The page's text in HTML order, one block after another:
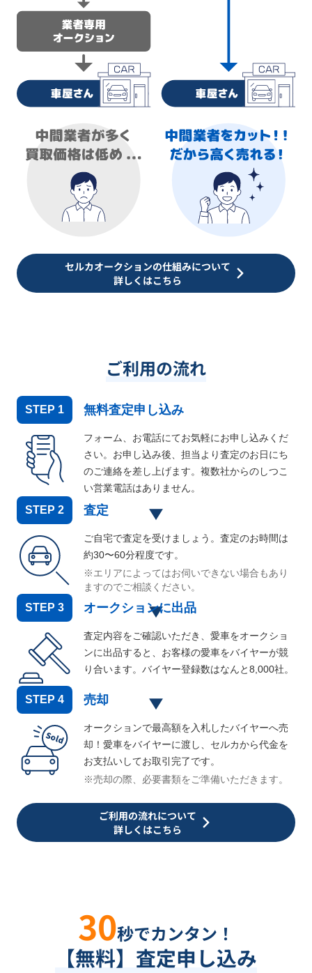
セルカオークションの仕組みについて
詳しくはこちら
ご利用の流れ
STEP 1 無料査定申し込み
フォーム、お電話にてお気軽にお申し込みくだ
さい。お申し込み後、担当より査定のお日にち
のご連絡を差し上げます。複数社からのしつこ
い営業電話はありません。
STEP 2 査定
ご自宅で査定を受けましょう。査定のお時間は
約30〜60分程度です。
※エリアによってはお伺いできない場合もあり
ますのでご相談ください。
STEP 3 オークションに出品
査定内容をご確認いただき、愛車をオークショ
ンに出品すると、お客様の愛車をバイヤーが競
り合います。バイヤー登録数はなんと8,000社。
STEP 4 売却
オークションで最高額を入札したバイヤーへ売
却！愛車をバイヤーに渡し、セルカから代金を
お支払いしてお取引完了です。
※売却の際、必要書類をご準備いただきます。
ご利用の流れについて
詳しくはこちら
30秒でカンタン！
【無料】査定申し込み